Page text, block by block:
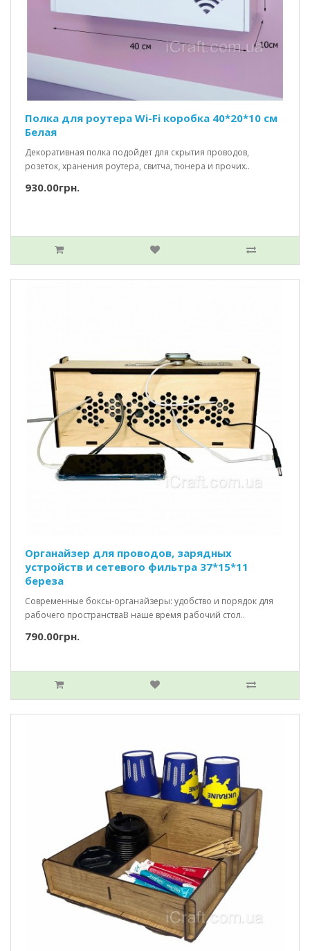
Полка для роутера Wi-Fi коробка 40*20*10 см
Белая
Декоративная полка подойдет для скрытия проводов,
розеток, хранения роутера, свитча, тюнера и прочих..
930.00грн.
Органайзер для проводов, зарядных
устройств и сетевого фильтра 37*15*11
береза
Современные боксы-органайзеры: удобство и порядок для
рабочего пространстваВ наше время рабочий стол..
790.00грн.